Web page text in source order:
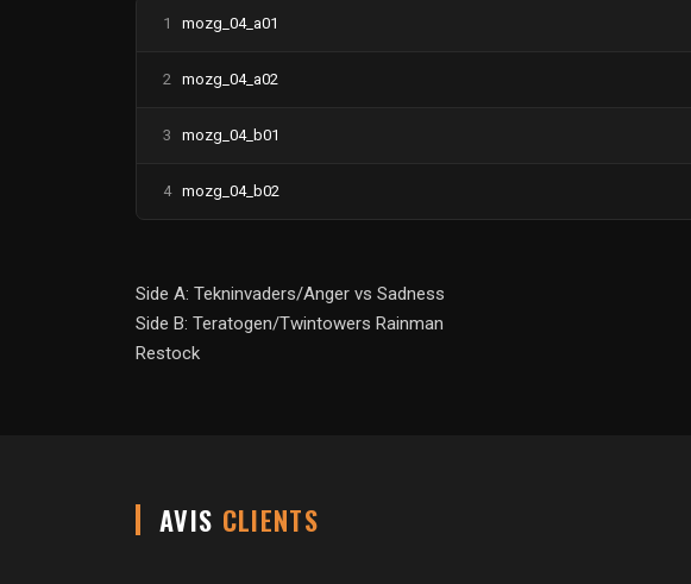
1 mozg_04_a01
2 mozg_04_a02
3 mozg_04_b01
4 mozg_04_b02
Side A: Tekninvaders/Anger vs Sadness
Side B: Teratogen/Twintowers Rainman
Restock
AVIS CLIENTS